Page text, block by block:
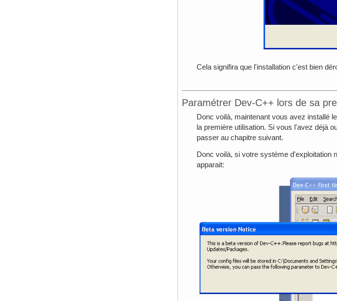
Cela signifira que l'installation c'est bien
Paramétrer Dev-C++ lors de sa
Donc voilà, maintenant vous avez installé
la première utilisation. Si vous l'avez déjà
passer au chapitre suivant.
Donc voilà, si votre système d'exploitation
apparait: